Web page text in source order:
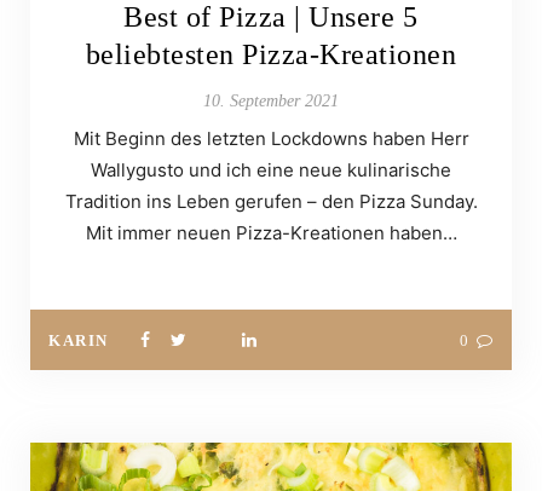
Best of Pizza | Unsere 5
beliebtesten Pizza-Kreationen
10. September 2021
Mit Beginn des letzten Lockdowns haben Herr
Wallygusto und ich eine neue kulinarische
Tradition ins Leben gerufen – den Pizza Sunday.
Mit immer neuen Pizza-Kreationen haben…
KARIN 0